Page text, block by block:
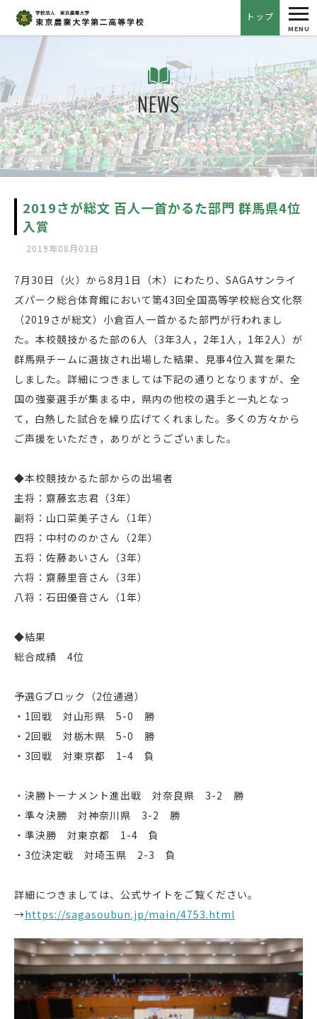
トップ
MENU
NEWS
2019さが総文 百人一首かるた部門 群馬県4位
入賞
2019年08月03日
7月30日（火）から8月1日（木）にわたり、SAGAサンライ
ズパーク総合体育館において第43回全国高等学校総合文化祭
（2019さが総文）小倉百人一首かるた部門が行われまし
た。本校競技かるた部の6人（3年3人，2年1人，1年2人）が
群馬県チームに選抜され出場した結果、見事4位入賞を果た
しました。詳細につきましては下記の通りとなりますが、全
国の強豪選手が集まる中，県内の他校の選手と一丸となっ
て，白熱した試合を繰り広げてくれました。多くの方々から
ご声援をいただき，ありがとうございました。
◆本校競技かるた部からの出場者
主将：齋藤玄志君（3年）
副将：山口菜美子さん（1年）
四将：中村ののかさん（2年）
五将：佐藤あいさん（3年）
六将：齋藤里音さん（3年）
八将：石田優音さん（1年）
◆結果
総合成績 4位
予選Gブロック（2位通過）
・1回戦 対山形県 5-0 勝
・2回戦 対栃木県 5-0 勝
・3回戦 対東京都 1-4 負
・決勝トーナメント進出戦 対奈良県 3-2 勝
・準々決勝 対神奈川県 3-2 勝
・準決勝 対東京都 1-4 負
・3位決定戦 対埼玉県 2-3 負
詳細につきましては、公式サイトをご覧ください。
→https://sagasoubun.jp/main/4753.html